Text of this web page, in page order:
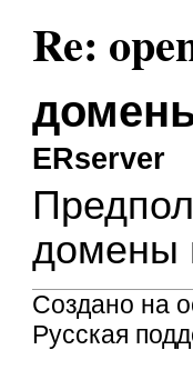
Re:
ERserver
домены
Создано на
Русская